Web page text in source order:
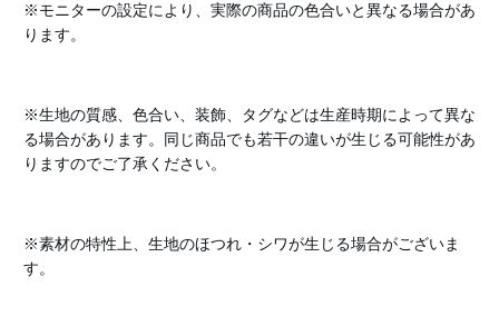
※モニターの設定により、実際の商品の色合いと異なる場合があ
ります。
※生地の質感、色合い、装飾、タグなどは生産時期によって異な
る場合があります。同じ商品でも若干の違いが生じる可能性があ
りますのでご了承ください。
※素材の特性上、生地のほつれ・シワが生じる場合がございま
す。